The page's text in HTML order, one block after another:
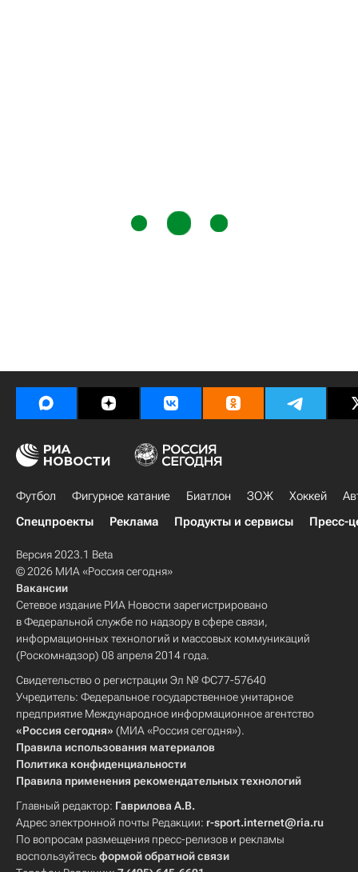
Футбол Фигурное катание Биатлон ЗОЖ Хоккей
Спецпроекты
Реклама Продукты и сервисы Пресс-
Версия 2023.1 Beta
© 2026 МИА «Россия сегодня»
Вакансии
Сетевое издание РИА Новости зарегистрировано
в Федеральной службе по надзору в сфере связи,
информационных технологий и массовых коммуникаций
(Роскомнадзор) 08 апреля 2014 года.
Свидетельство о регистрации Эл № ФС77-57640
Учредитель: Федеральное государственное унитарное
предприятие Международное информационное агентство
«Россия сегодня» (МИА «Россия сегодня»).
Правила использования материалов
Политика конфиденциальности
Правила применения рекомендательных технологий
Главный редактор: Гаврилова А.В.
Адрес электронной почты Редакции: r-sport.internet@ria.ru
По вопросам размещения пресс-релизов и рекламы
воспользуйтесьформой обратной связи